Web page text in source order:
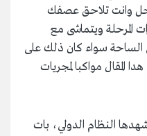
وانت تلاحق عصفك
المرحلة ويتماشى مع
الساحة سواء كان ذلك على
المقال مواكبا لمجريات
النظام الدولي، بات